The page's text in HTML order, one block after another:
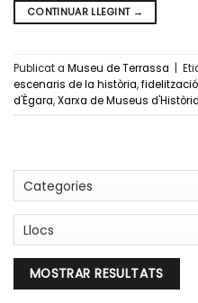
CONTINUAR LLEGINT →
Publicat a Museu de Terrassa |
escenaris de la història,fidelització
d'Ègara,Xarxa de Museus